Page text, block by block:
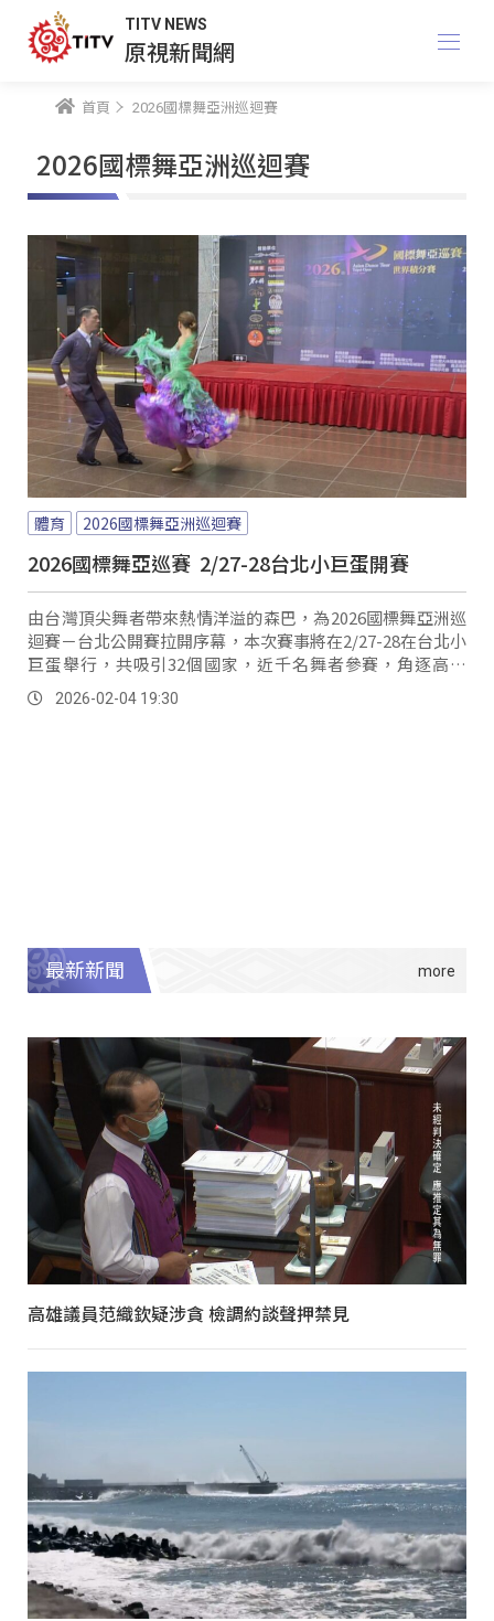
TITV NEWS
原視新聞網
首頁 2026國標舞亞洲巡迴賽
2026國標舞亞洲巡迴賽
體育 2026國標舞亞洲巡迴賽
2026國標舞亞巡賽 2/27-28台北小巨蛋開賽
由台灣頂尖舞者帶來熱情洋溢的森巴，為2026國標舞亞洲巡
迴賽－台北公開賽拉開序幕，本次賽事將在2/27-28在台北小
巨蛋舉行，共吸引32個國家，近千名舞者參賽，角逐高達
320萬元的總獎金。
2026-02-04 19:30
最新新聞
高雄議員范織欽疑涉貪 檢調約談聲押禁見